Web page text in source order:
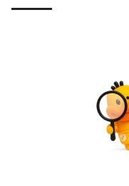
địa điểm giao nhận,